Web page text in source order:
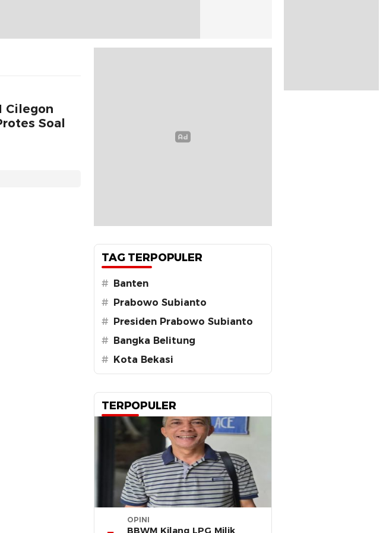
Cilegon
Soal
TAG TERPOPULER
# Banten
# Prabowo Subianto
# Presiden Prabowo Subianto
# Bangka Belitung
# Kota Bekasi
TERPOPULER
OPINI
BBWM Kilang LPG Milik